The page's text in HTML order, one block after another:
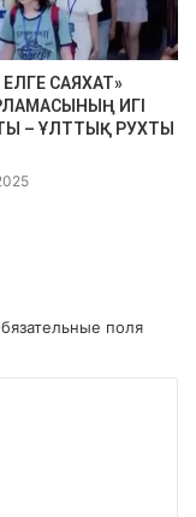
САЯХАТ»
ИГІ
– ҰЛТТЫҚ РУХТЫ
поля